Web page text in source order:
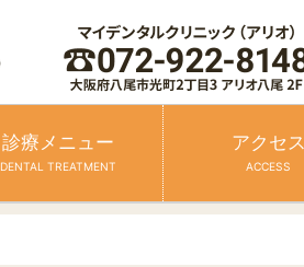
診療メニュー
DENTAL TREATMENT
アクセス
ACCESS